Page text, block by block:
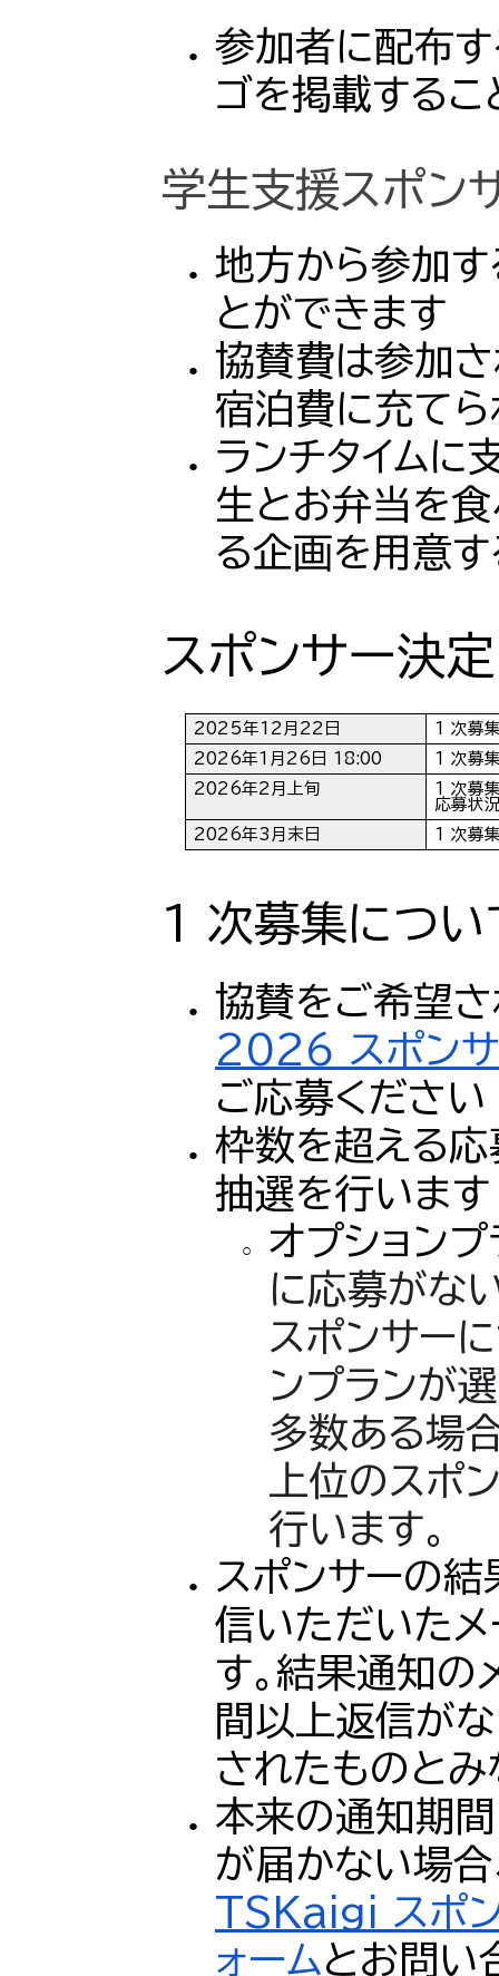
参加者に配布す
ゴを掲載するこ
学生支援スポン
地方から参加
とができます
協賛費は参加
宿泊費に充てら
ランチタイムに
生とお弁当を
る企画を用意
スポンサー決
2025年12月22日
1 次募
2026年1月26日 18:00
1 次募
2026年2月上旬
1 次募
応募状
2026年3月末日
1 次募
1 次募集につい
協賛をご希望
2026 スポンサ
ご応募ください
枠数を超える
抽選を行います
オプション
に応募がな
スポンサー
ンプランが
多数ある場
上位のスポ
行います。
スポンサーの結
信いただいた
す。結果通知
間以上返信が
されたものとみ
本来の通知期
が届かない場合
TSKaigi スポ
ォームとお問い